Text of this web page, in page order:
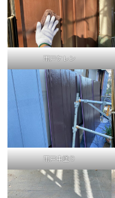
雨戸ケレン
雨戸中塗り